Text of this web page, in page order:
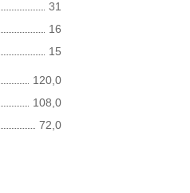
31
16
15
120,0
108,0
72,0